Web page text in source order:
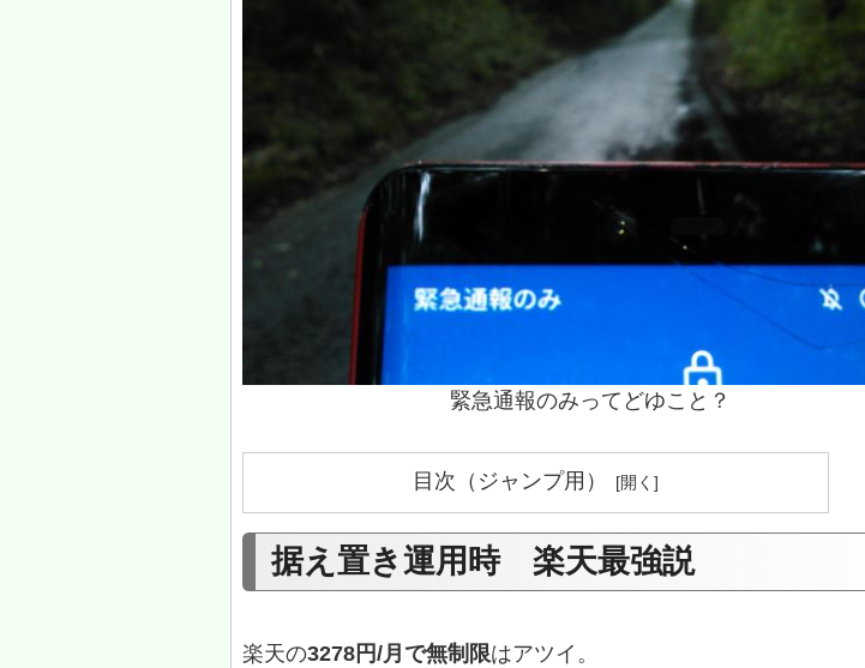
緊急通報のみってどゆこと？
目次（ジャンプ用）
据え置き運用時 楽天最強説
楽天の3278円/月で無制限はアツイ。